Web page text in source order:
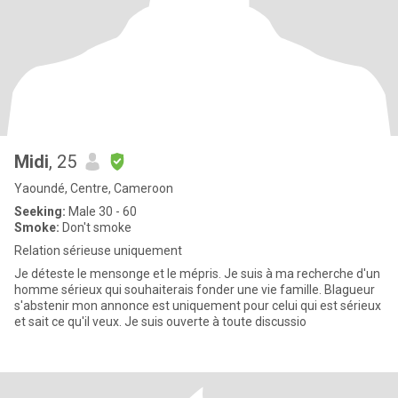
Midi, 25
Yaoundé, Centre, Cameroon
Seeking: Male 30 - 60
Smoke: Don't smoke
Relation sérieuse uniquement
Je déteste le mensonge et le mépris. Je suis à ma recherche d'un
homme sérieux qui souhaiterais fonder une vie famille. Blagueur
s'abstenir mon annonce est uniquement pour celui qui est sérieux
et sait ce qu'il veux. Je suis ouverte à toute discussio